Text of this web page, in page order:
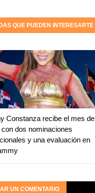
QUE PUEDEN INTERESARTE
Constanza recibe el mes de
dos nominaciones
y una evaluación en
UN COMENTARIO